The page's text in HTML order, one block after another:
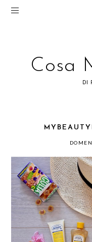
Cosa
DI